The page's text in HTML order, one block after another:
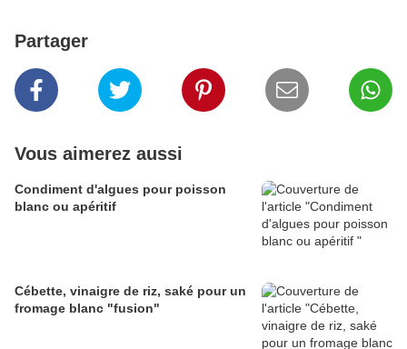
Partager
Vous aimerez aussi
Condiment d'algues pour poisson
blanc ou apéritif
Cébette, vinaigre de riz, saké pour un
fromage blanc "fusion"